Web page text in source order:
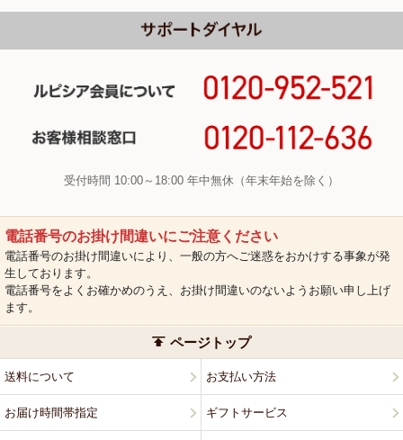
受付時間 10:00～18:00 年中無休（年末年始を除く）
電話番号のお掛け間違いにご注意ください
電話番号のお掛け間違いにより、一般の方へご迷惑をおかけする事象が発
生しております。
電話番号をよくお確かめのうえ、お掛け間違いのないようお願い申し上げ
ます。
ページトップ
送料について お支払い方法
お届け時間帯指定 ギフトサービス